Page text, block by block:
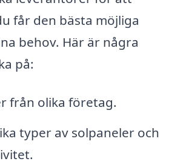
får den bästa möjliga
behov. Här är några
på:
från olika företag.
typer av solpaneler och